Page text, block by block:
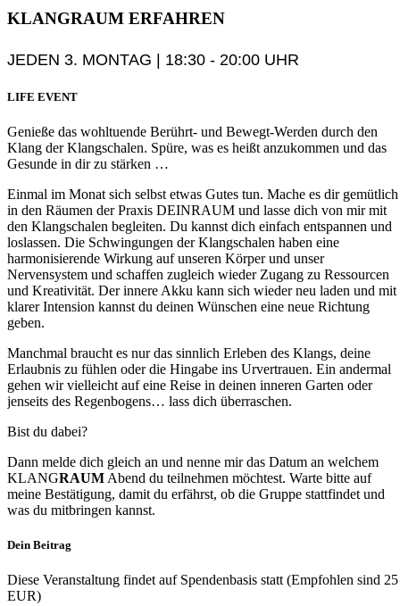
KLANGRAUM ERFAHREN
JEDEN 3. MONTAG | 18:30 - 20:00 UHR
LIFE EVENT
Genieße das wohltuende Berührt- und Bewegt-Werden durch den
Klang der Klangschalen. Spüre, was es heißt anzukommen und das
Gesunde in dir zu stärken …
Einmal im Monat sich selbst etwas Gutes tun. Mache es dir gemütlich
in den Räumen der Praxis DEINRAUM und lasse dich von mir mit
den Klangschalen begleiten. Du kannst dich einfach entspannen und
loslassen. Die Schwingungen der Klangschalen haben eine
harmonisierende Wirkung auf unseren Körper und unser
Nervensystem und schaffen zugleich wieder Zugang zu Ressourcen
und Kreativität. Der innere Akku kann sich wieder neu laden und mit
klarer Intension kannst du deinen Wünschen eine neue Richtung
geben.
Manchmal braucht es nur das sinnlich Erleben des Klangs, deine
Erlaubnis zu fühlen oder die Hingabe ins Urvertrauen. Ein andermal
gehen wir vielleicht auf eine Reise in deinen inneren Garten oder
jenseits des Regenbogens… lass dich überraschen.
Bist du dabei?
Dann melde dich gleich an und nenne mir das Datum an welchem
KLANGRAUM Abend du teilnehmen möchtest. Warte bitte auf
meine Bestätigung, damit du erfährst, ob die Gruppe stattfindet und
was du mitbringen kannst.
Dein Beitrag
Diese Veranstaltung findet auf Spendenbasis statt (Empfohlen sind 25
EUR)